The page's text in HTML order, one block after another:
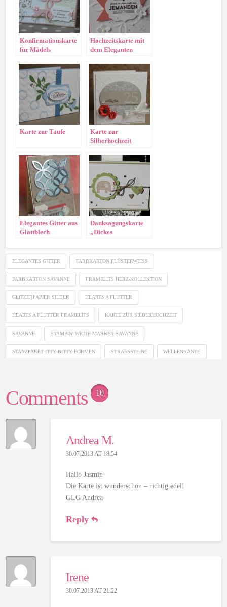
Konfirmationskarte
für Mädels
Hochzeitskarte mit
dem Eleganten
Karte zur Taufe
Karte zur
Silberhochzeit
Elegantes Gitter aus
Glattblech
Danksagungskarte
„Dickes
zweite!
ELEGANTES GITTER FARBKARTON FLÜSTERWEISS
FARBKARTON SAVANNE FRAMELITS HERZ-KOLLEKTION
GLITZERPAPIER SILBER HEARTS A FLUTTER
HEARTS A FLUTTER FRAMELITS KARTE ZUR SILBERHOCHZEIT
SAVANNE STAMPIN' WRITE MARKER SAVANNE
STANZPAKET ITTY BITTY FORMEN STRASSSTEINE WELLENKANTE
Comments 10
Andrea M.
30.07.2013 AT 18:54
Hallo Jasmin
Die Karte ist wunderschön – richtig edel!
GLG Andrea
Reply
Irene
30.07.2013 AT 21:22